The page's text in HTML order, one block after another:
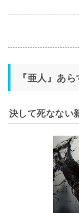
『亜人』あ
決して死なない